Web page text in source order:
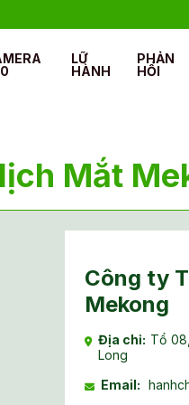
LỮ
HÀNH
PHẢN
HỒI
Mắt
Công ty
Mekong
Địa chỉ: Tổ
Long
Email: